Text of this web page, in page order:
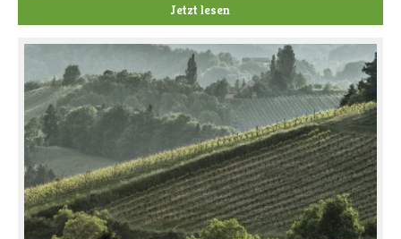
Jetzt lesen